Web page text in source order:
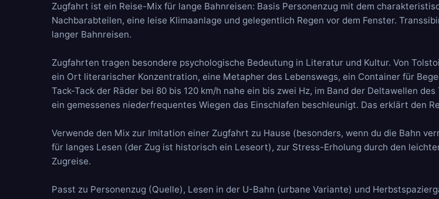
Zugfahrt ist ein Reise-Mix für lange Bahnreisen: Basis Personenzug mit dem
Nachbarabteilen, eine leise Klimaanlage und gelegentlich Regen vor dem Fenster.
langer Bahnreisen.
Zugfahrten tragen besondere psychologische Bedeutung in Literatur und Kultur. Von
ein Ort literarischer Konzentration, eine Metapher des Lebenswegs, ein Container für
Tack-Tack der Räder bei 80 bis 120 km/h nahe ein bis zwei Hz, im Band der Deltawellen
ein gemessenes niederfrequentes Wiegen das Einschlafen beschleunigt. Das erklärt den
Verwende den Mix zur Imitation einer Zugfahrt zu Hause (besonders, wenn du die Bahn
für langes Lesen (der Zug ist historisch ein Leseort), zur Stress-Erholung durch den
Zugreise.
Passt zu Personenzug (Quelle), Lesen in der U-Bahn (urbane Variante) und